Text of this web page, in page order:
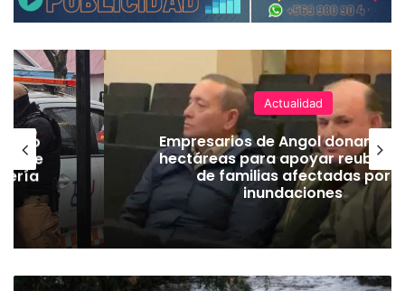
de
Actualidad
Empresarios de Angol donan
hectáreas para apoyar
de familias afectadas por
inundaciones